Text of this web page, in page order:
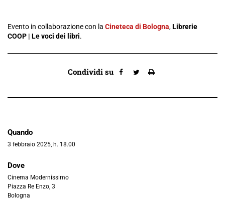
Quando
3 febbraio 2025, h. 18.00
Dove
Cinema Modernissimo
Piazza Re Enzo, 3
Bologna
Condividi su
Evento in collaborazione con la Cineteca di Bologna,Librerie
COOP | Le voci dei libri.